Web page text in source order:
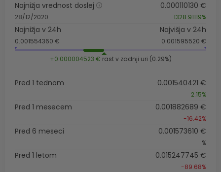
Najnižja vrednost doslej
28/12/2020
0.000110130 €
1328.91119%
Najnižja v 24h
0.001554360 €
Najvišja v 24h
0.001595520 €
+0.000004523 € rast v zadnji uri (0.29%)
Pred 1 tednom 0.001540421 €
2.15%
Pred 1 mesecem 0.001882689 €
-16.42%
Pred 6 meseci 0.001573610 €
%
Pred 1 letom 0.015247745 €
-89.68%